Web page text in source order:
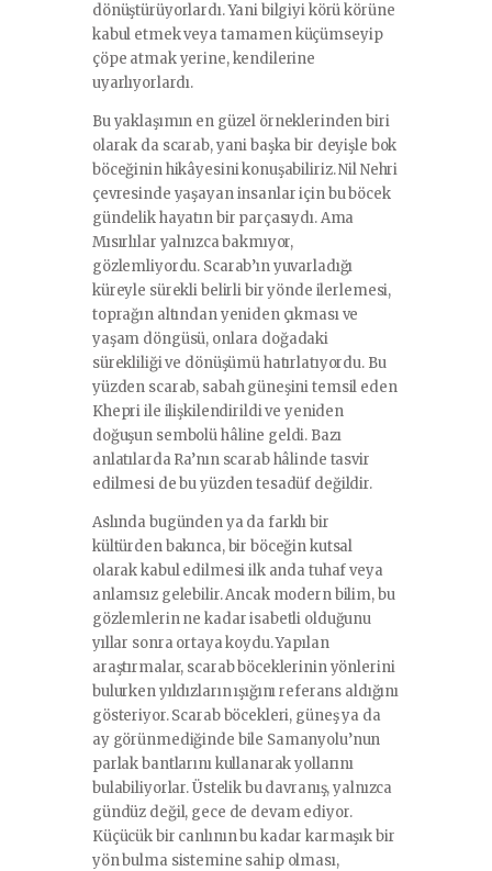
dönüştürüyorlardı. Yani bilgiyi körü körüne
kabul etmek veya tamamen küçümseyip
çöpe atmak yerine, kendilerine
uyarlıyorlardı.
Bu yaklaşımın en güzel örneklerinden biri
olarak da scarab, yani başka bir deyişle bok
böceğinin hikâyesini konuşabiliriz. Nil Nehri
çevresinde yaşayan insanlar için bu böcek
gündelik hayatın bir parçasıydı. Ama
Mısırlılar yalnızca bakmıyor,
gözlemliyordu. Scarab’ın yuvarladığı
küreyle sürekli belirli bir yönde ilerlemesi,
toprağın altından yeniden çıkması ve
yaşam döngüsü, onlara doğadaki
sürekliliği ve dönüşümü hatırlatıyordu. Bu
yüzden scarab, sabah güneşini temsil eden
Khepri ile ilişkilendirildi ve yeniden
doğuşun sembolü hâline geldi. Bazı
anlatılarda Ra’nın scarab hâlinde tasvir
edilmesi de bu yüzden tesadüf değildir.
Aslında bugünden ya da farklı bir
kültürden bakınca, bir böceğin kutsal
olarak kabul edilmesi ilk anda tuhaf veya
anlamsız gelebilir. Ancak modern bilim, bu
gözlemlerin ne kadar isabetli olduğunu
yıllar sonra ortaya koydu. Yapılan
araştırmalar, scarab böceklerinin yönlerini
bulurken yıldızların ışığını referans aldığını
gösteriyor. Scarab böcekleri, güneş ya da
ay görünmediğinde bile Samanyolu’nun
parlak bantlarını kullanarak yollarını
bulabiliyorlar. Üstelik bu davranış, yalnızca
gündüz değil, gece de devam ediyor.
Küçücük bir canlının bu kadar karmaşık bir
yön bulma sistemine sahip olması,